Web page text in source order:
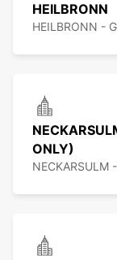
HEILBRONN
HEILBRONN -
ONLY)
NECKARSULM